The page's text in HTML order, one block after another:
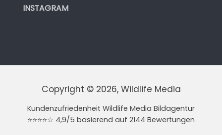
INSTAGRAM
Copyright © 2026, Wildlife Media
Kundenzufriedenheit Wildlife Media Bildagentur
⭐⭐⭐⭐☆ 4,9/5 basierend auf 2144 Bewertungen